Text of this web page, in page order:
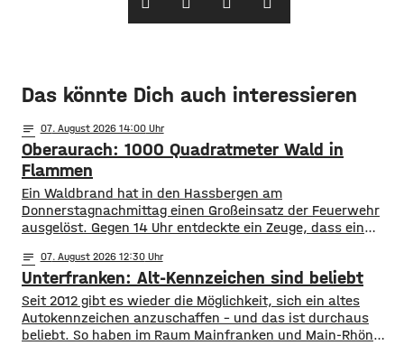
Das könnte Dich auch interessieren
notes 07. August 2026 14:00
Oberaurach: 1000 Quadratmeter Wald in
Flammen
Ein Waldbrand hat in den Hassbergen am
Donnerstagnachmittag einen Großeinsatz der Feuerwehr
ausgelöst. Gegen 14 Uhr entdeckte ein Zeuge, dass ein
Flammen steht – rund 1.000 Quadratmeter Wald brannten.
Die Integrierte Leitstelle Schweinfurt löste Großalarm aus.
12 Feuerwehren mit rund 100 Einsatzkräften brachten den
Brand unter
notes 07. August 2026 12:30
Unterfranken: Alt-Kennzeichen sind beliebt
Seit 2012 gibt es wieder die Möglichkeit, sich ein altes
Autokennzeichen anzuschaffen – und das ist durchaus
beliebt. So haben im Raum Mainfranken und Main-Rhön